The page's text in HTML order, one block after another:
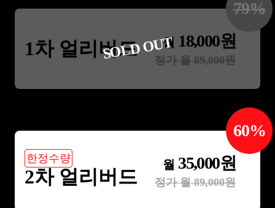
1차 얼리버드 월 18,000원
정가 월89,000원
79%
SOLD OUT
한정수량
2차 얼리버드
월 35,000원
정가 월89,000원
60%